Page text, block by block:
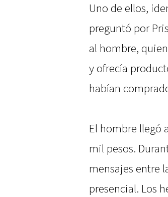
Uno de ellos,
preguntó por
al hombre,
y ofrecía
habían
El hombre llegó
mil pesos.
mensajes entre
presencial. Los